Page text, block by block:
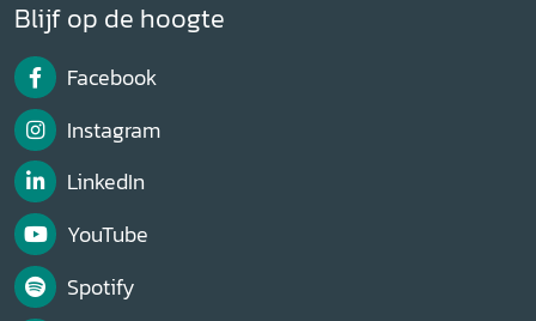
Blijf op de hoogte
Facebook
Instagram
LinkedIn
YouTube
Spotify